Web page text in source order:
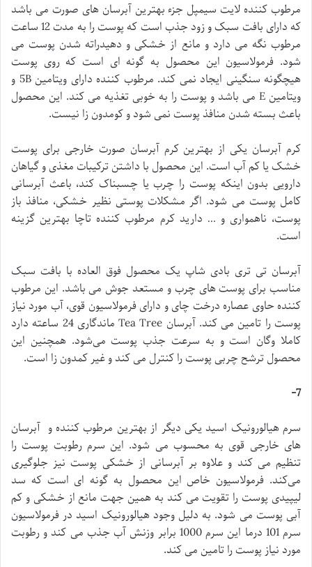
مرطوب کننده لایت سیمپل جزء بهترین آبرسان های صورت می باشد
که دارای بافت سبک و زود جذب است که پوست را به مدت 12 ساعت
مرطوب نگه می دارد و مانع از خشکی و دهیدراته شدن پوست می
شود. فرمولاسیون این محصول به گونه ای است که روی پوست
هیچگونه سنگینی ایجاد نمی کند. مرطوب کننده دارای ویتامین 5B و
ویتامین E می باشد و پوست را به خوبی تغذیه می کند. این محصول
باعث بسته شدن منافذ پوست نمی شود و کومدون زا نیست.
کرم آبرسان یکی از بهترین کرم آبرسان صورت خارجی برای پوست
خشک یا کم آب است. این محصول با داشتن ترکیبات مغذی و گیاهان
دارویی بدون اینکه پوست را چرب یا چسبناک کند، باعث آبرسانی
کامل پوست می شود. اگر مشکلات پوستی نظیر خشکی، منافذ باز
پوست، ناهمواری و … دارید کرم مرطوب کننده تاچا بهترین گزینه
است.
آبرسان تی تری بادی شاپ یک محصول فوق العاده با بافت سبک
مناسب برای پوست های چرب و مستعد جوش می باشد. این مرطوب
کننده حاوی عصاره درخت چای و دارای فرمولاسیون قوی، آب مورد نیاز
پوست را تامین می کند. آبرسان Tea Tree ماندگاری 24 ساعته دارد
کاملا وگان است و به سرعت جذب پوست می‌شود. همچنین این
محصول ترشح چربی پوست را کنترل می کند و غیر کمدون زا است.
7-
سرم هیالورونیک اسید یکی دیگر از بهترین مرطوب کننده و آبرسان
های خارجی قوی به محسوب می شود. این سرم رطوبت پوست را
تنظیم می کند و علاوه بر آبرسانی از خشکی پوست نیز جلوگیری
می‌کند. فرمولاسیون خاص این محصول به گونه ای است که سد
لیپیدی پوست را تقویت می کند به همین جهت مانع از خشکی و کم
آبی پوست می شود. به دلیل وجود هیالورونیک اسید در فرمولاسیون
سرم 101 درما این سرم 1000 برابر وزنش آب جذب می کند و رطوبت
مورد نیاز پوست را تامین می کند.